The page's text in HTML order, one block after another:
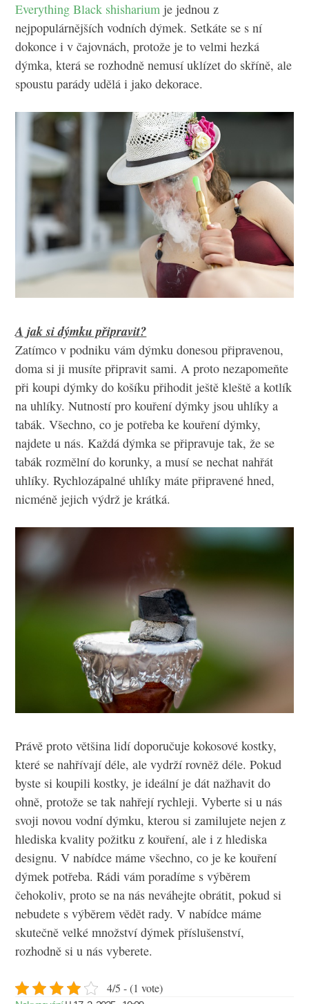
Everything Black shisharium je jednou z
nejpopulárnějších vodních dýmek. Setkáte se s ní
dokonce i v čajovnách, protože je to velmi hezká
dýmka, která se rozhodně nemusí uklízet do skříně, ale
spoustu parády udělá i jako dekorace.
A jak si dýmku připravit?
Zatímco v podniku vám dýmku donesou připravenou,
doma si ji musíte připravit sami. A proto nezapomeňte
při koupi dýmky do košíku přihodit ještě kleště a kotlík
na uhlíky. Nutností pro kouření dýmky jsou uhlíky a
tabák. Všechno, co je potřeba ke kouření dýmky,
najdete u nás.Každá dýmka se připravuje tak, že se
tabák rozmělní do korunky, a musí se nechat nahřát
uhlíky. Rychlozápalné uhlíky máte připravené hned,
nicméně jejich výdrž je krátká.
Právě proto většina lidí doporučuje kokosové kostky,
které se nahřívají déle, ale vydrží rovněž déle. Pokud
byste si koupili kostky, je ideální je dát nažhavit do
ohně, protože se tak nahřejí rychleji.Vyberte si u nás
svoji novou vodní dýmku, kterou si zamilujete nejen z
hlediska kvality požitku z kouření, ale i z hlediska
designu. V nabídce máme všechno, co je ke kouření
dýmek potřeba. Rádi vám poradíme s výběrem
čehokoliv, proto se na nás neváhejte obrátit, pokud si
nebudete s výběrem vědět rady. V nabídce máme
skutečně velké množství dýmek příslušenství,
rozhodně si u nás vyberete.
4/5 - (1 vote)